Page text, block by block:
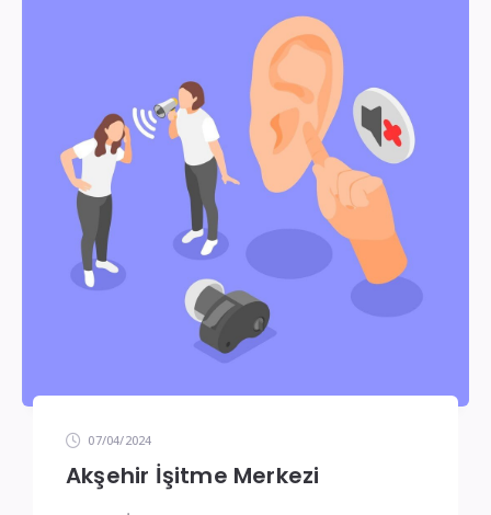
07/04/2024
Akşehir İşitme Merkezi